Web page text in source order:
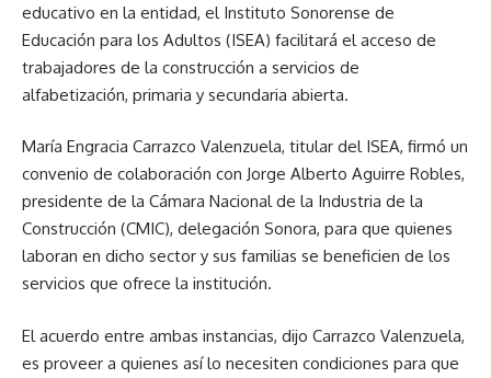
educativo en la entidad, el Instituto Sonorense de
Educación para los Adultos (ISEA) facilitará el acceso de
trabajadores de la construcción a servicios de
alfabetización, primaria y secundaria abierta.
María Engracia Carrazco Valenzuela, titular del ISEA, firmó un
convenio de colaboración con Jorge Alberto Aguirre Robles,
presidente de la Cámara Nacional de la Industria de la
Construcción (CMIC), delegación Sonora, para que quienes
laboran en dicho sector y sus familias se beneficien de los
servicios que ofrece la institución.
El acuerdo entre ambas instancias, dijo Carrazco Valenzuela,
es proveer a quienes así lo necesiten condiciones para que